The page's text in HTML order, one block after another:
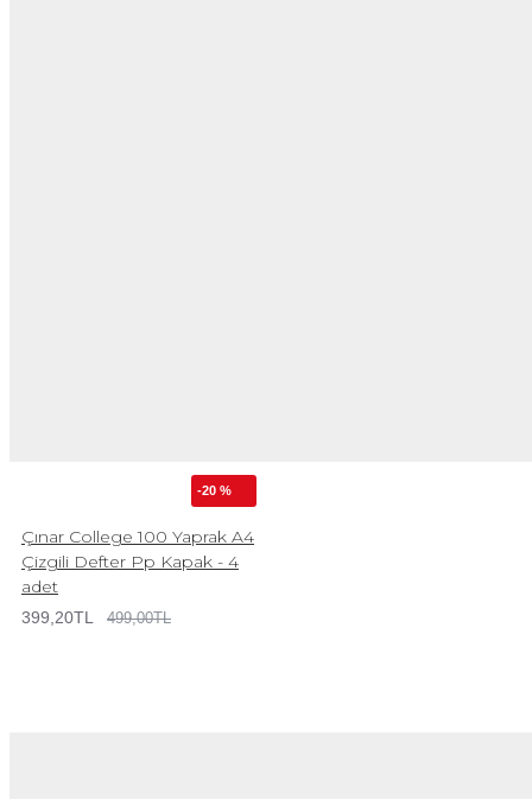
-20 %
Çınar College 100 Yaprak A4
Çizgili Defter Pp Kapak - 4
adet
399,20TL 499,00TL